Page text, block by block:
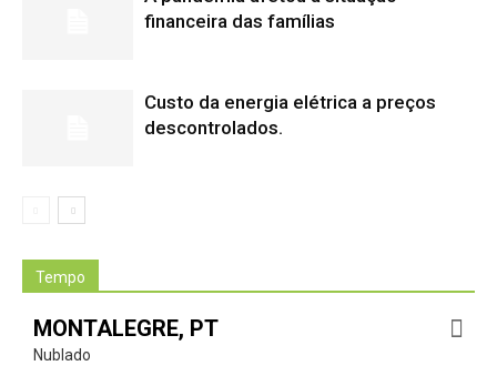
financeira das famílias
Custo da energia elétrica a preços
descontrolados.
Tempo
MONTALEGRE, PT
Nublado